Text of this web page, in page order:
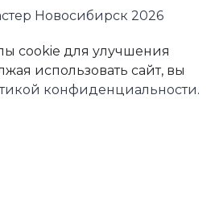
Новосибирск 2026
cookie для улучшения
использовать сайт, вы
конфиденциальности.